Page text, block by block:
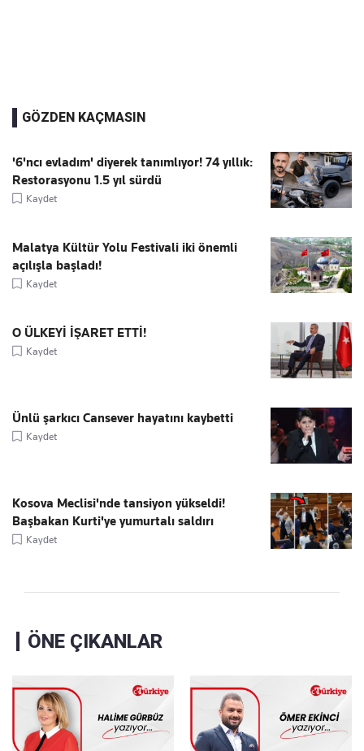
GÖZDEN KAÇMASIN
'6'ncı evladım' diyerek tanımlıyor! 74 yıllık:
Restorasyonu 1.5 yıl sürdü
Kaydet
Malatya Kültür Yolu Festivali iki önemli
açılışla başladı!
Kaydet
O ÜLKEYİ İŞARET ETTİ!
Kaydet
Ünlü şarkıcı Cansever hayatını kaybetti
Kaydet
Kosova Meclisi'nde tansiyon yükseldi!
Başbakan Kurti'ye yumurtalı saldırı
Kaydet
ÖNE ÇIKANLAR